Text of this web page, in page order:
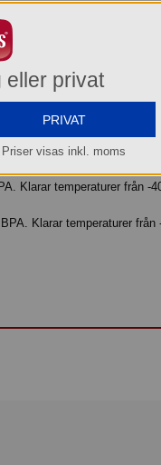
man vispar grädde, sås
vid förvaring, locket är
Klarar temperaturer från -
Klarar temperaturer från
eller privat
PRIVAT
Priser visas inkl. moms